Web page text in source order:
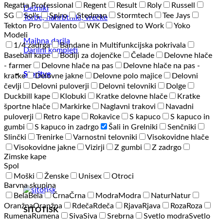
Dežniki
Torbe, nahrbtniki, vrečke
Majhna darila
Darilni kompleti
Storitve
SITOTISK
Regatta Professional
Regent Result Roly
Russell
SG
Sol's Spiro Stedman Stormtech
Tee Jays
Tekton Pro
Valento WK Designed to Work
Yoko
Modeli
1/4 zadrga
Bandane in Multifunkcijska pokrivala
Baseball kape
Bodiji za dojenčke Čelade
Delovne hlače
- farmer
Delovne hlače na pas
Delovne hlače na pas -
kratke
Delovne jakne Delovne polo majice
Delovni
čevlji
Delovni puloverji Delovni telovniki
Dolge
Duckbill kape
Klobuki Kratke delovne hlače
Kratke
športne hlače
Markirke Naglavni trakovi
Navadni
puloverji
Retro kape Rokavice S kapuco
S kapuco in
gumbi
S kapuco in zadrgo Šali in Grelniki
Senčniki
Slinčki
Trenirke Varnostni telovniki
Visokovidne hlače
Visokovidne jakne
Vizirji Z gumbi
Z zadrgo
Zimske kape
Spol
Moški
Ženske Unisex
Otroci
Barvna skupina
BelaBela ČrnaČrna ModraModra NaturNatur
OranžnaOranžna Rdeča Rdeča Rjava Rjava Roza Roza
Rumena Rumena SivaSiva Srebrna Svetlo modraSvetlo